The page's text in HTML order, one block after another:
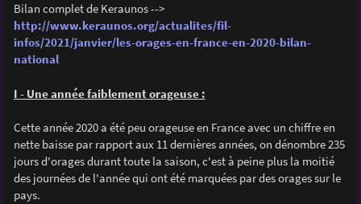
Bilan complet de Keraunos -->
http://www.keraunos.org/actualites/fil-
infos/2021/janvier/les-orages-en-france-en-2020-bilan-
national
I - Une année faiblement orageuse :
Cette année 2020 a été peu orageuse en France avec un chiffre en
nette baisse par rapport aux 11 dernières années, on dénombre 235
jours d'orages durant toute la saison, c'est à peine plus la moitié
des journées de l'année qui ont été marquées par des orages sur le
pays.